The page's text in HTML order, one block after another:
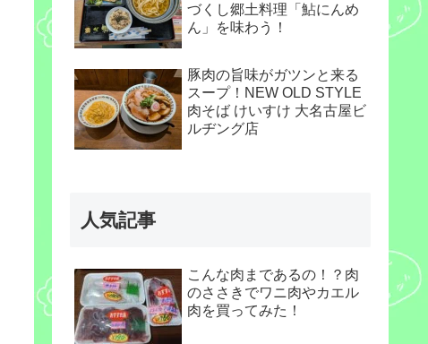
づくし郷土料理「鮎にんめ
ん」を味わう！
豚肉の旨味がガツンと来る
スープ！NEW OLD STYLE
肉そば けいすけ 大名古屋ビ
ルヂング店
人気記事
こんな肉まであるの！？肉
のささきでワニ肉やカエル
肉を買ってみた！